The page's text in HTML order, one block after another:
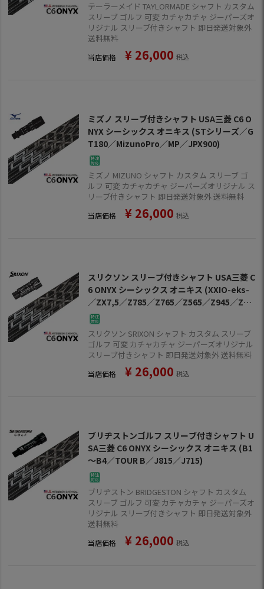
テーラーメイド TAYLORMADE シャフト カスタム
スリーブ ゴルフ 可変 カチャカチャ ジーパーズオ
リジナル スリーブ付きシャフト 即日発送対象外
送料無料
当店価格 ¥ 26,000 税込
ミズノ スリーブ付きシャフト USA三菱 C6 O
NYX シーシックス オニキス (STシリーズ／G
T180／MizunoPro／MP／JPX900)
ミズノ MIZUNO シャフト カスタム スリーブ ゴ
ルフ 可変 カチャカチャ ジーパーズオリジナル ス
リーブ付きシャフト 即日発送対象外 送料無料
当店価格 ¥ 26,000 税込
スリクソン スリーブ付きシャフト USA三菱 C
6 ONYX シーシックス オニキス (XXIO-eks-
／ZX7,5／Z785／Z765／Z565／Z945／Z74
5／Z545)
スリクソン SRIXON シャフト カスタム スリーブ
ゴルフ 可変 カチャカチャ ジーパーズオリジナル
スリーブ付きシャフト 即日発送対象外 送料無料
当店価格 ¥ 26,000 税込
ブリヂストンゴルフ スリーブ付きシャフト U
SA三菱 C6 ONYX シーシックス オニキス (B1
～B4／TOUR B／J815／J715)
ブリヂストン BRIDGESTON シャフト カスタム
スリーブ ゴルフ 可変 カチャカチャ ジーパーズオ
リジナル スリーブ付きシャフト 即日発送対象外
送料無料
当店価格 ¥ 26,000 税込